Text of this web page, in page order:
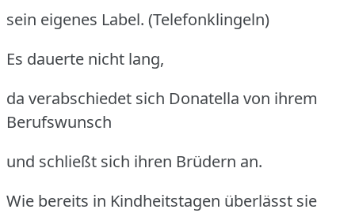
sein eigenes Label. (Telefonklingeln)
Es dauerte nicht lang,
da verabschiedet sich Donatella von ihrem
Berufswunsch
und schließt sich ihren Brüdern an.
Wie bereits in Kindheitstagen überlässt sie